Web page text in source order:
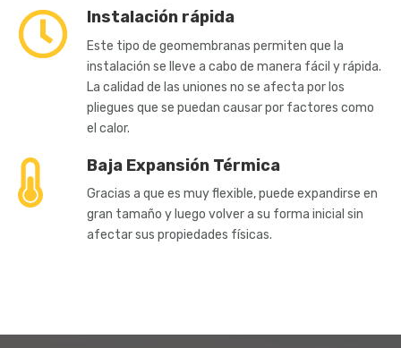
Instalación rápida
Este tipo de geomembranas permiten que la
instalación se lleve a cabo de manera fácil y rápida.
La calidad de las uniones no se afecta por los
pliegues que se puedan causar por factores como
el calor.
Baja Expansión Térmica
Gracias a que es muy flexible, puede expandirse en
gran tamaño y luego volver a su forma inicial sin
afectar sus propiedades físicas.